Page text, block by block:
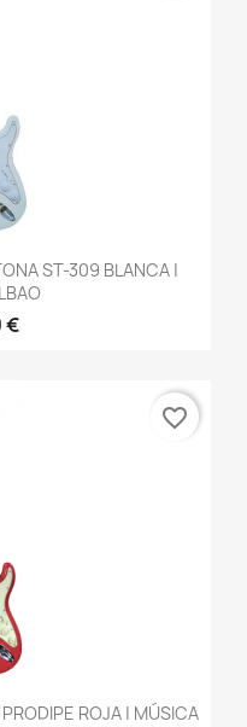
ST-309 BLANCA |
€
ROJA | MÚSICA
favorite_border